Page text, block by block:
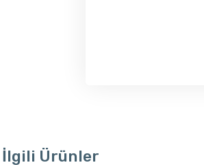
İlgili Ürünler